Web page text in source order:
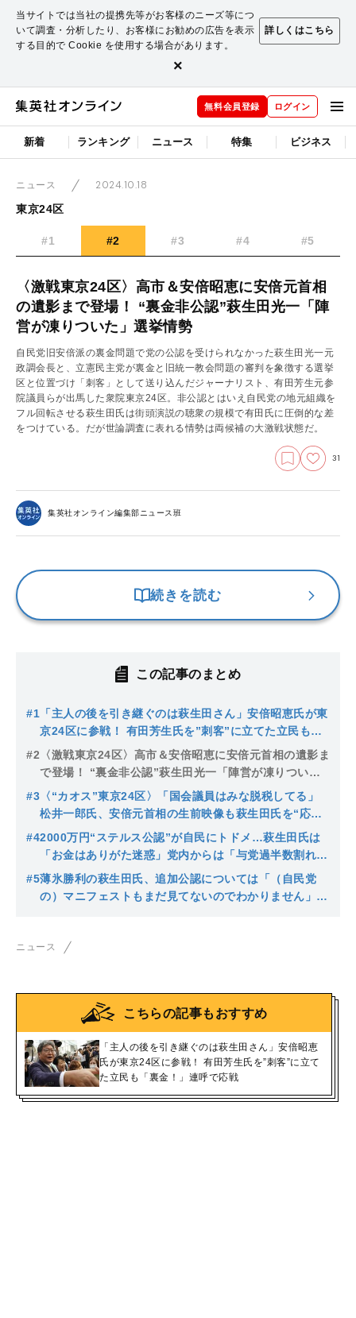
当サイトでは当社の提携先等がお客様のニーズ等につ
いて調査・分析したり、お客様にお勧めの広告を表示
する目的で Cookie を使用する場合があります。
詳しくはこちら
×
無料会員登録 ログイン
新着 ランキング ニュース 特集 ビジネス
ニュース
2024.10.18
東京24区
#1 #2 #3 #4 #5
〈激戦東京24区〉高市＆安倍昭恵に安倍元首相
の遺影まで登場！ “裏金非公認”萩生田光一「陣
営が凍りついた」選挙情勢
自民党旧安倍派の裏金問題で党の公認を受けられなかった萩生田光一元
政調会長と、立憲民主党が裏金と旧統一教会問題の審判を象徴する選挙
区と位置づけ「刺客」として送り込んだジャーナリスト、有田芳生元参
院議員らが出馬した衆院東京24区。非公認とはいえ自民党の地元組織を
フル回転させる萩生田氏は街頭演説の聴衆の規模で有田氏に圧倒的な差
をつけている。だが世論調査に表れる情勢は両候補の大激戦状態だ。
31
集英社オンライン編集部ニュース班
続きを読む
この記事のまとめ
#1 「主人の後を引き継ぐのは萩生田さん」安倍昭恵氏が東
京24区に参戦！ 有田芳生氏を”刺客”に立てた立民も
「裏金！」連呼で応戦
#2 〈激戦東京24区〉高市＆安倍昭恵に安倍元首相の遺影ま
で登場！ “裏金非公認”萩生田光一「陣営が凍りつい
た」選挙情勢
#3 〈“カオス”東京24区〉「国会議員はみな脱税してる」
松井一郎氏、安倍元首相の生前映像も萩生田氏を“応
援” さらに「左翼は出ていけ」の応酬も…
#42000万円“ステルス公認”が自民にトドメ…萩生田氏は
「お金はありがた迷惑」党内からは「与党過半数割れ確
実」の声も
#5薄氷勝利の萩生田氏、追加公認については「（自民党
の）マニフェストもまだ見てないのでわかりません」と
ニュース
こちらの記事もおすすめ
「主人の後を引き継ぐのは萩生田さん」安倍昭恵
氏が東京24区に参戦！ 有田芳生氏を”刺客”に立て
た立民も「裏金！」連呼で応戦